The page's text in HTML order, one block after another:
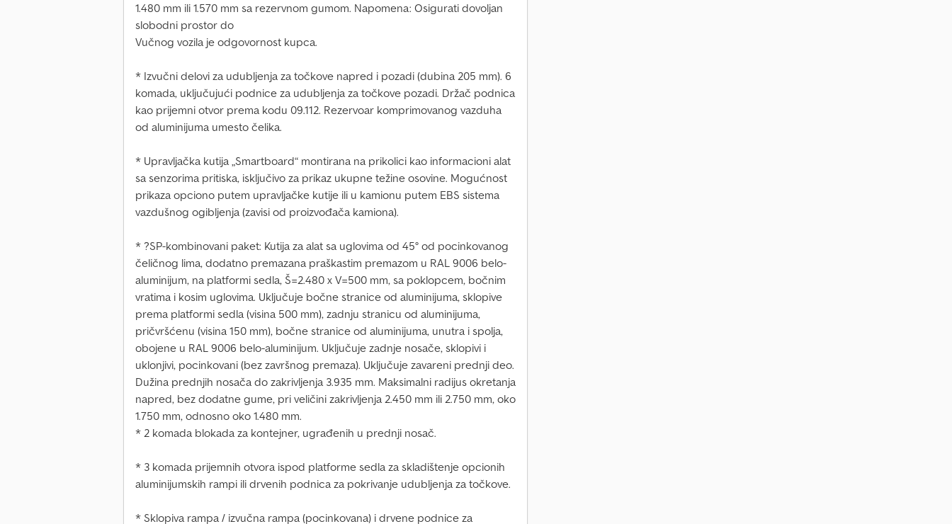
1.480 mm ili 1.570 mm sa rezervnom gumom. Napomena: Osigurati dovoljan
slobodni prostor do
Vučnog vozila je odgovornost kupca.
* Izvučni delovi za udubljenja za točkove napred i pozadi (dubina 205 mm). 6
komada, uključujući podnice za udubljenja za točkove pozadi. Držač podnica
kao prijemni otvor prema kodu 09.112. Rezervoar komprimovanog vazduha
od aluminijuma umesto čelika.
* Upravljačka kutija „Smartboard“ montirana na prikolici kao informacioni alat
sa senzorima pritiska, isključivo za prikaz ukupne težine osovine. Mogućnost
prikaza opciono putem upravljačke kutije ili u kamionu putem EBS sistema
vazdušnog ogibljenja (zavisi od proizvođača kamiona).
* ?SP-kombinovani paket: Kutija za alat sa uglovima od 45° od pocinkovanog
čeličnog lima, dodatno premazana praškastim premazom u RAL 9006 belo-
aluminijum, na platformi sedla, Š=2.480 x V=500 mm, sa poklopcem, bočnim
vratima i kosim uglovima. Uključuje bočne stranice od aluminijuma, sklopive
prema platformi sedla (visina 500 mm), zadnju stranicu od aluminijuma,
pričvršćenu (visina 150 mm), bočne stranice od aluminijuma, unutra i spolja,
obojene u RAL 9006 belo-aluminijum. Uključuje zadnje nosače, sklopivi i
uklonjivi, pocinkovani (bez završnog premaza). Uključuje zavareni prednji deo.
Dužina prednjih nosača do zakrivljenja 3.935 mm. Maksimalni radijus okretanja
napred, bez dodatne gume, pri veličini zakrivljenja 2.450 mm ili 2.750 mm, oko
1.750 mm, odnosno oko 1.480 mm.
* 2 komada blokada za kontejner, ugrađenih u prednji nosač.
* 3 komada prijemnih otvora ispod platforme sedla za skladištenje opcionih
aluminijumskih rampi ili drvenih podnica za pokrivanje udubljenja za točkove.
* Sklopiva rampa / izvučna rampa (pocinkovana) i drvene podnice za